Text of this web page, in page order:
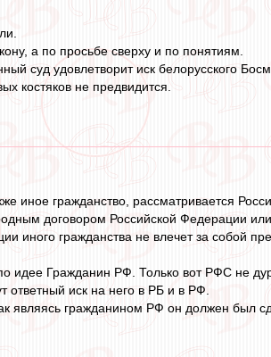
а по просьбе сверху и по понятиям.
суд удовлетворит иск белорусского
костяков не предвидится.
гражданство, рассматривается
договором Российской Федерации
иного гражданства не влечет за собой
идее Гражданин РФ. Только вот РФС не
ответный иск на него в РБ и в РФ.
являясь гражданином РФ он должен был